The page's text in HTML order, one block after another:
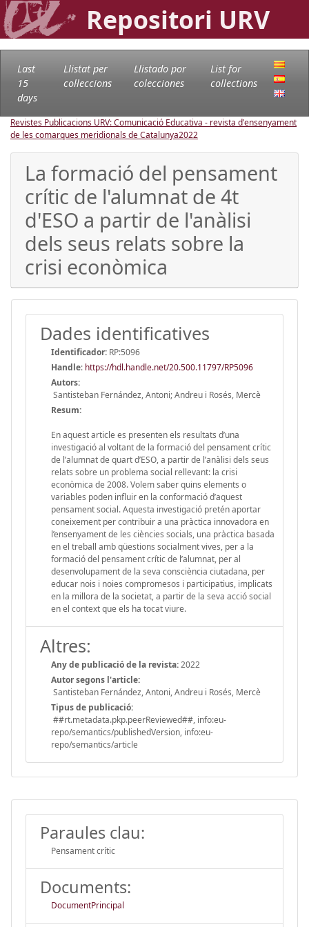
Repositori URV
Last
15
days
Llistat per
col·leccions
Llistado por
colecciones
List for
collections
Revistes Publicacions URV: Comunicació Educativa - revista d'ensenyament
de les comarques meridionals de Catalunya2022
La formació del pensament
crític de l'alumnat de 4t
d'ESO a partir de l'anàlisi
dels seus relats sobre la
crisi econòmica
Dades identificatives
Identificador: RP:5096
Handle: https://hdl.handle.net/20.500.11797/RP5096
Autors:
Santisteban Fernández, Antoni; Andreu i Rosés, Mercè
Resum:
En aquest article es presenten els resultats d’una
investigació al voltant de la formació del pensament crític
de l’alumnat de quart d’ESO, a partir de l’anàlisi dels seus
relats sobre un problema social rellevant: la crisi
econòmica de 2008. Volem saber quins elements o
variables poden influir en la conformació d’aquest
pensament social. Aquesta investigació pretén aportar
coneixement per contribuir a una pràctica innovadora en
l’ensenyament de les ciències socials, una pràctica basada
en el treball amb qüestions socialment vives, per a la
formació del pensament crític de l’alumnat, per al
desenvolupament de la seva consciència ciutadana, per
educar nois i noies compromesos i participatius, implicats
en la millora de la societat, a partir de la seva acció social
en el context que els ha tocat viure.
Altres:
Any de publicació de la revista:2022
Autor segons l'article:
Santisteban Fernández, Antoni, Andreu i Rosés, Mercè
Tipus de publicació:
##rt.metadata.pkp.peerReviewed##, info:eu-
repo/semantics/publishedVersion, info:eu-
repo/semantics/article
Paraules clau:
Pensament crític
Documents:
DocumentPrincipal